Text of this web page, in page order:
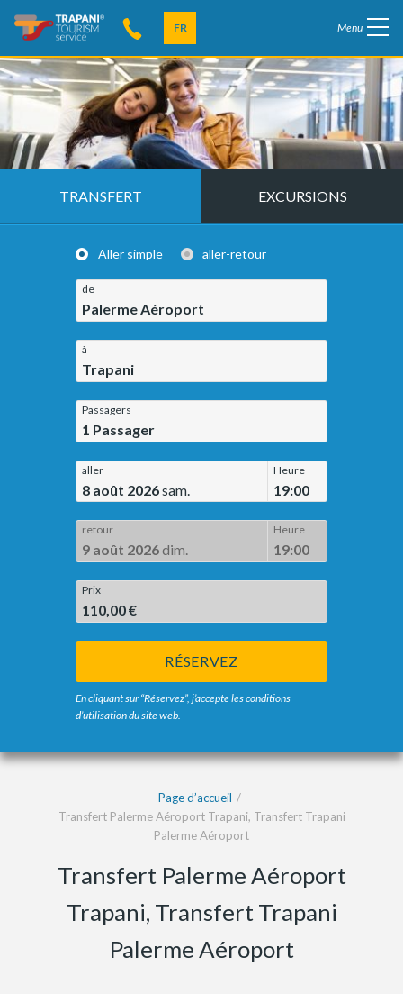
FR Menu
TRANSFERT EXCURSIONS
Aller simple aller-retour
de
Palerme Aéroport
à
Trapani
Passagers
1 Passager
aller
8 août 2026sam.
Heure
19:00
retour
9 août 2026dim.
Heure
19:00
Prix
110,00 €
RÉSERVEZ
En cliquant sur “Réservez”, j’accepte les conditions
d’utilisation du site web.
Page d’accueil
Transfert Palerme Aéroport Trapani, Transfert Trapani
Palerme Aéroport
Transfert Palerme Aéroport
Trapani, Transfert Trapani
Palerme Aéroport